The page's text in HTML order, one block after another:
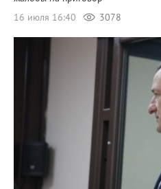
16 июля 16:40
3078